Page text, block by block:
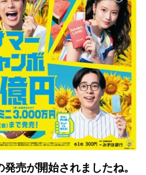
売が開始されましたね。